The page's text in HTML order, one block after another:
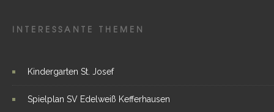
INTERESSANTE THEMEN
Kindergarten St. Josef
Spielplan SV Edelweiß Kefferhausen